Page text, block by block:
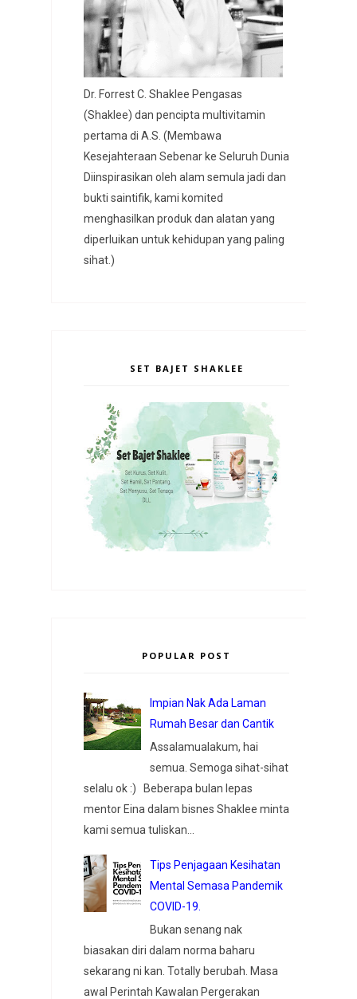
Dr. Forrest C. Shaklee Pengasas
(Shaklee) dan pencipta multivitamin
pertama di A.S. (Membawa
Kesejahteraan Sebenar ke Seluruh Dunia
Diinspirasikan oleh alam semula jadi dan
bukti saintifik, kami komited
menghasilkan produk dan alatan yang
diperluikan untuk kehidupan yang paling
sihat.)
SET BAJET SHAKLEE
POPULAR POST
Impian Nak Ada Laman
Rumah Besar dan Cantik
Assalamualakum, hai
semua. Semoga sihat-sihat
selalu ok :) Beberapa bulan lepas
mentor Eina dalam bisnes Shaklee minta
kami semua tuliskan...
Tips Penjagaan Kesihatan
Mental Semasa Pandemik
COVID-19.
Bukan senang nak
biasakan diri dalam norma baharu
sekarang ni kan. Totally berubah. Masa
awal Perintah Kawalan Pergerakan